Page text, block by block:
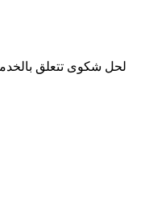
لحل شكوى تتعلق